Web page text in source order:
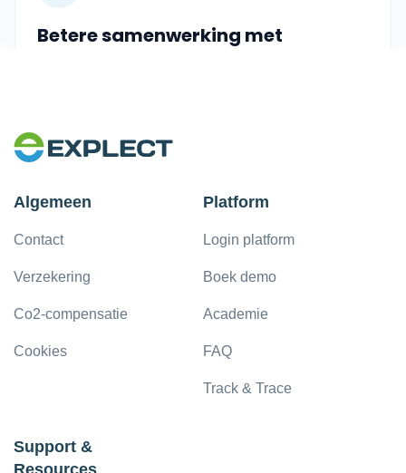
Algemeen
Contact
Verzekering
Co2-compensatie
Cookies
Platform
Login platform
Boek demo
Academie
FAQ
Track & Trace
Support &